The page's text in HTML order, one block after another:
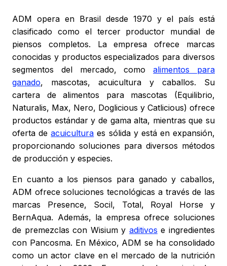
ADM opera en Brasil desde 1970 y el país está
clasificado como el tercer productor mundial de
piensos completos. La empresa ofrece marcas
conocidas y productos especializados para diversos
segmentos del mercado, comoalimentos para
ganado, mascotas, acuicultura y caballos. Su
cartera de alimentos para mascotas (Equilibrio,
Naturalis, Max, Nero, Doglicious y Catlicious) ofrece
productos estándar y de gama alta, mientras que su
oferta deacuicultura es sólida y está en expansión,
proporcionando soluciones para diversos métodos
de producción y especies.
En cuanto a los piensos para ganado y caballos,
ADM ofrece soluciones tecnológicas a través de las
marcas Presence, Socil, Total, Royal Horse y
BernAqua. Además, la empresa ofrece soluciones
de premezclas con Wisium y aditivos e ingredientes
con Pancosma. En México, ADM se ha consolidado
como un actor clave en el mercado de la nutrición